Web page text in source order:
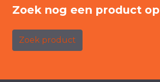
Zoek nog een product op
Zoek product